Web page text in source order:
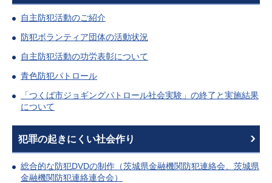
自主防犯活動のご紹介
防犯ボランティア団体の活動状況
自主防犯活動の功労表彰について
青色防犯パトロール
「つくば市ジョギングパトロール社会実験」の終了と実施結果
について
犯罪の起きにくい社会作り
総合的な防犯DVDの制作（茨城県金融機関防犯連絡会、茨城県
金融機関防犯連絡連合会）